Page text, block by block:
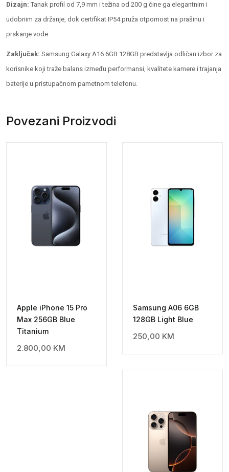
Dizajn: Tanak profil od 7,9 mm i težina od 200 g čine ga elegantnim i
udobnim za držanje, dok certifikat IP54 pruža otpornost na prašinu i
prskanje vode.
Zaključak: Samsung Galaxy A16 6GB 128GB predstavlja odličan izbor za
korisnike koji traže balans između performansi, kvalitete kamere i trajanja
baterije u pristupačnom pametnom telefonu.
Povezani Proizvodi
Apple iPhone 15 Pro
Max 256GB Blue
Titanium
2.800,00 KM
Samsung A06 6GB
128GB Light Blue
250,00 KM